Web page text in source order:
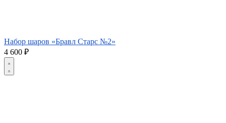
Набор шаров «Бравл Старс №2»
4 600 ₽